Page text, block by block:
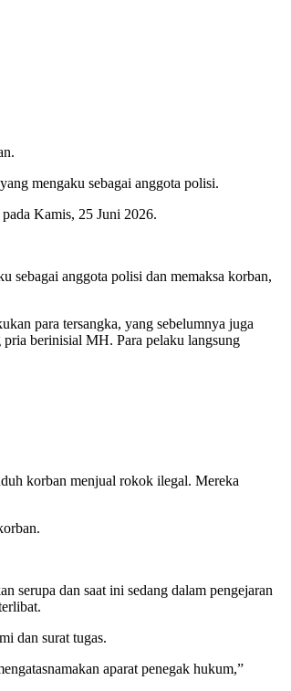
mengaku sebagai anggota polisi.
Kamis, 25 Juni 2026.
sebagai anggota polisi dan memaksa korban,
para tersangka, yang sebelumnya juga
pria berinisial MH. Para pelaku langsung
korban menjual rokok ilegal. Mereka
serupa dan saat ini sedang dalam pengejaran
dan surat tugas.
aparat penegak hukum,”